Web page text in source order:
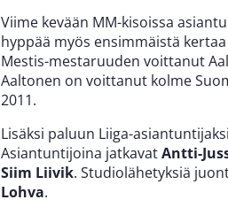
Viime kevään MM-kisoissa
hyppää myös ensimmäistä
Mestis-mestaruuden voittanut
Aaltonen on voittanut kolme
2011.
Lisäksi paluun Liiga-
Asiantuntijoina jatkavatAntti-
Siim Liivik. Studiolähetyksiä
Lohva.